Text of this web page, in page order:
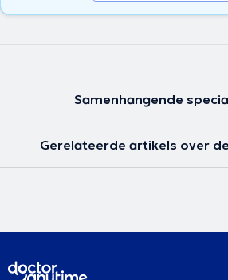
Samenhangende
Gerelateerde artikels over